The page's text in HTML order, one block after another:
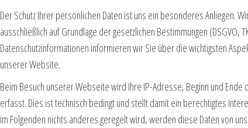
Der Schutz Ihrer persönlichen Daten ist uns ein besonderes Anliegen.
ausschließlich auf Grundlage der gesetzlichen Bestimmungen (DSGVO,
Datenschutzinformationen informieren wir Sie über die wichtigsten
unserer Website.
Beim Besuch unserer Webseite wird Ihre IP-Adresse, Beginn und Ende
erfasst. Dies ist technisch bedingt und stellt damit ein berechtigtes
im Folgenden nichts anderes geregelt wird, werden diese Daten von